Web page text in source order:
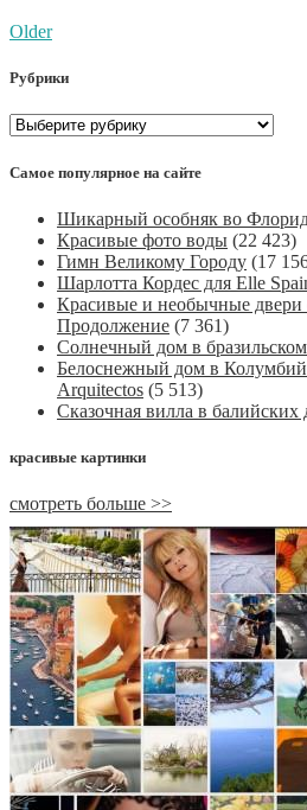
Post
navigation
Older
Рубрики
Рубрики
Самое популярное на сайте
Шикарный особняк во
Красивые фото воды (22 423)
Гимн Великому Городу (17
Шарлотта Кордес для Elle
Красивые и необычные двери
Продолжение (7 361)
Солнечный дом в
Белоснежный дом в
Arquitectos (5 513)
Сказочная вилла в балийских
красивые картинки
смотреть больше >>